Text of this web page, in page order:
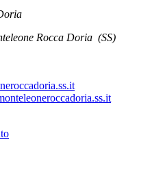
Rocca Doria (SS)